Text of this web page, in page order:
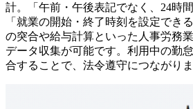
計。「午前・午後表記でなく、24時
「就業の開始・終了時刻を設定でき
の突合や給与計算といった人事労務
データ収集が可能です。利用中の勤
合することで、法令遵守につながりま